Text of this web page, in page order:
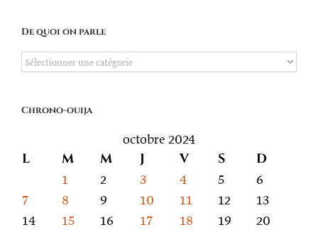
De quoi on parle
De
parle
Chrono-ouija
octobre 2024
L M M J V S D
1 2 3 4 5
6
7
8 9 10 11 12
13
14
15 16 17 18 19
20